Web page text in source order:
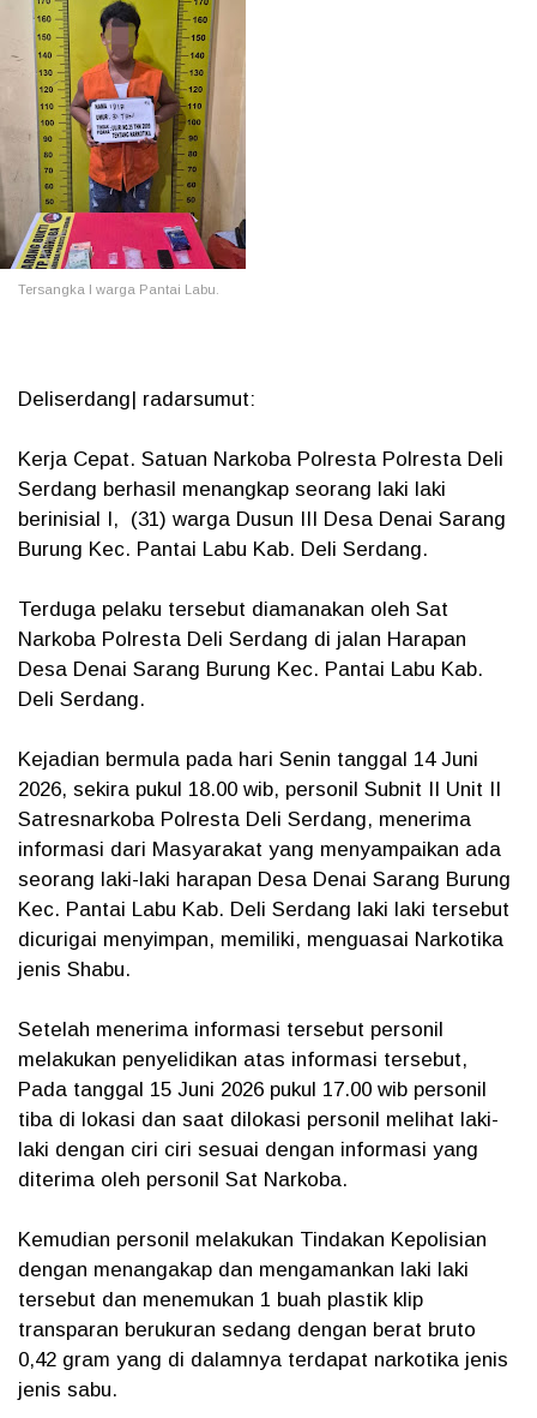
Tersangka I warga Pantai Labu.
Deliserdang| radarsumut:
Kerja Cepat. Satuan Narkoba Polresta Polresta Deli
Serdang berhasil menangkap seorang laki laki
berinisial I, (31) warga Dusun III Desa Denai Sarang
Burung Kec. Pantai Labu Kab. Deli Serdang.
Terduga pelaku tersebut diamanakan oleh Sat
Narkoba Polresta Deli Serdang di jalan Harapan
Desa Denai Sarang Burung Kec. Pantai Labu Kab.
Deli Serdang.
Kejadian bermula pada hari Senin tanggal 14 Juni
2026, sekira pukul 18.00 wib, personil Subnit II Unit II
Satresnarkoba Polresta Deli Serdang, menerima
informasi dari Masyarakat yang menyampaikan ada
seorang laki-laki harapan Desa Denai Sarang Burung
Kec. Pantai Labu Kab. Deli Serdang laki laki tersebut
dicurigai menyimpan, memiliki, menguasai Narkotika
jenis Shabu.
Setelah menerima informasi tersebut personil
melakukan penyelidikan atas informasi tersebut,
Pada tanggal 15 Juni 2026 pukul 17.00 wib personil
tiba di lokasi dan saat dilokasi personil melihat laki-
laki dengan ciri ciri sesuai dengan informasi yang
diterima oleh personil Sat Narkoba.
Kemudian personil melakukan Tindakan Kepolisian
dengan menangakap dan mengamankan laki laki
tersebut dan menemukan 1 buah plastik klip
transparan berukuran sedang dengan berat bruto
0,42 gram yang di dalamnya terdapat narkotika jenis
jenis sabu.